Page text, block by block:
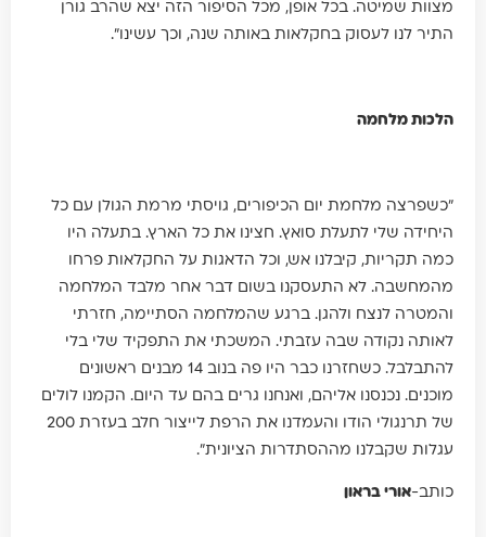
מצוות שמיטה. בכל אופן, מכל הסיפור הזה יצא שהרב גורן
התיר לנו לעסוק בחקלאות באותה שנה, וכך עשינו".
הלכות מלחמה
"כשפרצה מלחמת יום הכיפורים, גויסתי מרמת הגולן עם כל
היחידה שלי לתעלת סואץ. חצינו את כל הארץ. בתעלה היו
כמה תקריות, קיבלנו אש, וכל הדאגות על החקלאות פרחו
מהמחשבה. לא התעסקנו בשום דבר אחר מלבד המלחמה
והמטרה לנצח ולהגן. ברגע שהמלחמה הסתיימה, חזרתי
לאותה נקודה שבה עזבתי. המשכתי את התפקיד שלי בלי
להתבלבל. כשחזרנו כבר היו פה בנוב 14 מבנים ראשונים
מוכנים. נכנסנו אליהם, ואנחנו גרים בהם עד היום. הקמנו לולים
של תרנגולי הודו והעמדנו את הרפת לייצור חלב בעזרת 200
עגלות שקבלנו מההסתדרות הציונית".
כותב-אורי בראון